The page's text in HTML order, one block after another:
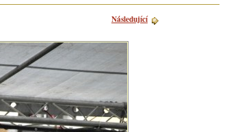
Následující